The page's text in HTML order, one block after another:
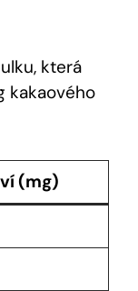
která
kakaového
(mg)